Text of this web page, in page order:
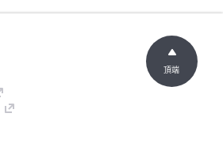
頂端